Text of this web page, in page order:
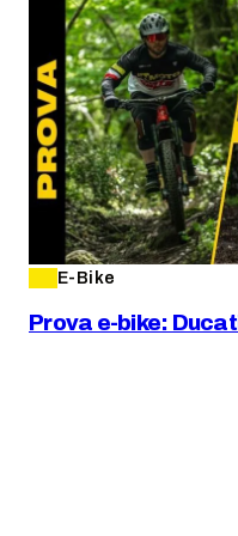
E-Bike
Prova e-bike: